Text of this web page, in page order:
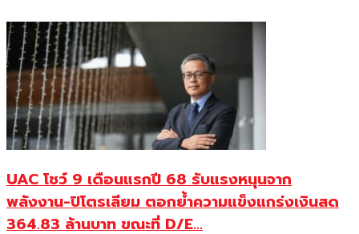
UAC โชว์ 9 เดือนแรกปี 68 รับแรงหนุนจาก
พลังงาน-ปิโตรเลียม ตอกย้ำความแข็งแกร่งเงินสด
364.83 ล้านบาท ขณะที่ D/E...